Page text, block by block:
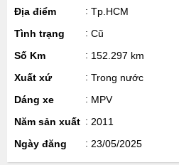
Địa điểm
Tp.HCM
Tình trạng
Cũ
Số Km
152.297 km
Xuất xứ
Trong nước
Dáng xe
MPV
Năm sản xuất
2011
Ngày đăng
23/05/2025